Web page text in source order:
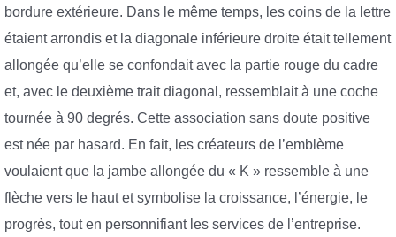
bordure extérieure. Dans le même temps, les coins de la lettre
étaient arrondis et la diagonale inférieure droite était tellement
allongée qu’elle se confondait avec la partie rouge du cadre
et, avec le deuxième trait diagonal, ressemblait à une coche
tournée à 90 degrés. Cette association sans doute positive
est née par hasard. En fait, les créateurs de l’emblème
voulaient que la jambe allongée du « K » ressemble à une
flèche vers le haut et symbolise la croissance, l’énergie, le
progrès, tout en personnifiant les services de l’entreprise.